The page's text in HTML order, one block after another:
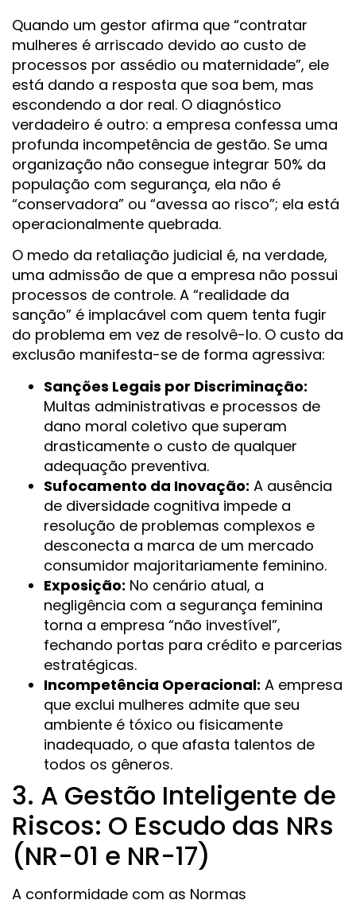
Quando um gestor afirma que “contratar
mulheres é arriscado devido ao custo de
processos por assédio ou maternidade”, ele
está dando a resposta que soa bem, mas
escondendo a dor real. O diagnóstico
verdadeiro é outro: a empresa confessa uma
profunda incompetência de gestão. Se uma
organização não consegue integrar 50% da
população com segurança, ela não é
“conservadora” ou “avessa ao risco”; ela está
operacionalmente quebrada.
O medo da retaliação judicial é, na verdade,
uma admissão de que a empresa não possui
processos de controle. A “realidade da
sanção” é implacável com quem tenta fugir
do problema em vez de resolvê-lo. O custo da
exclusão manifesta-se de forma agressiva:
Sanções Legais por Discriminação:
Multas administrativas e processos de
dano moral coletivo que superam
drasticamente o custo de qualquer
adequação preventiva.
Sufocamento da Inovação: A ausência
de diversidade cognitiva impede a
resolução de problemas complexos e
desconecta a marca de um mercado
consumidor majoritariamente feminino.
Exposição: No cenário atual, a
negligência com a segurança feminina
torna a empresa “não investível”,
fechando portas para crédito e parcerias
estratégicas.
Incompetência Operacional: A empresa
que exclui mulheres admite que seu
ambiente é tóxico ou fisicamente
inadequado, o que afasta talentos de
todos os gêneros.
3. A Gestão Inteligente de
Riscos: O Escudo das NRs
(NR-01 e NR-17)
A conformidade com as Normas